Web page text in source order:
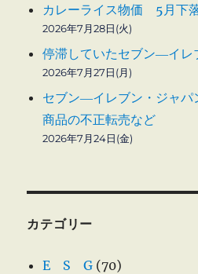
カレーライス物価 5月下
2026年7月28日(火)
停滞していたセブン―イレ
2026年7月27日(月)
セブン―イレブン・ジャ
商品の不正転売など
2026年7月24日(金)
カテゴリー
E S G (70)